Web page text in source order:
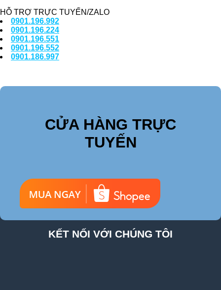
HỖ TRỢ TRỰC TUYẾN/ZALO
0901.196.992
0901.196.224
0901.196.551
0901.196.552
0901.186.997
CỬA HÀNG TRỰC
TUYẾN
KẾT NỐI VỚI CHÚNG TÔI